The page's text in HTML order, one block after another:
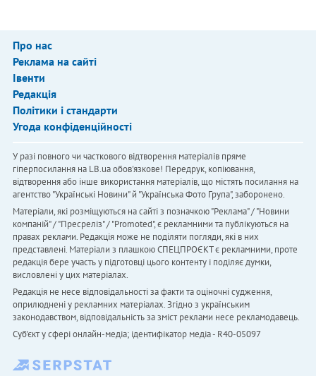
Про нас
Реклама на сайті
Івенти
Редакція
Політики і стандарти
Угода конфіденційності
У разі повного чи часткового відтворення матеріалів пряме
гіперпосилання на LB.ua обов'язкове! Передрук, копіювання,
відтворення або інше використання матеріалів, що містять посилання на
агентство "Українськi Новини" й "Українська Фото Група", заборонено.
Матеріали, які розміщуються на сайті з позначкою "Реклама" / "Новини
компаній" / "Пресреліз" / "Promoted", є рекламними та публікуються на
правах реклами. Редакція може не поділяти погляди, які в них
представлені. Матеріали з плашкою СПЕЦПРОЄКТ є рекламними, проте
редакція бере участь у підготовці цього контенту і поділяє думки,
висловлені у цих матеріалах.
Редакція не несе відповідальності за факти та оціночні судження,
оприлюднені у рекламних матеріалах. Згідно з українським
законодавством, відповідальність за зміст реклами несе рекламодавець.
Cуб'єкт у сфері онлайн-медіа; ідентифікатор медіа - R40-05097